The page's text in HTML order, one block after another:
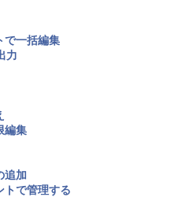
で一括編集
力
編集
追加
トで管理する